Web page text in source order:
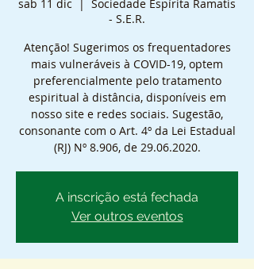
sab 11 dic
  |
Sociedade Espírita Ramatis
- S.E.R.
Atenção! Sugerimos os frequentadores
mais vulneráveis à COVID-19, optem
preferencialmente pelo tratamento
espiritual à distância, disponíveis em
nosso site e redes sociais. Sugestão,
consonante com o Art. 4º da Lei Estadual
(RJ) Nº 8.906, de 29.06.2020.
A inscrição está fechada
Ver outros eventos